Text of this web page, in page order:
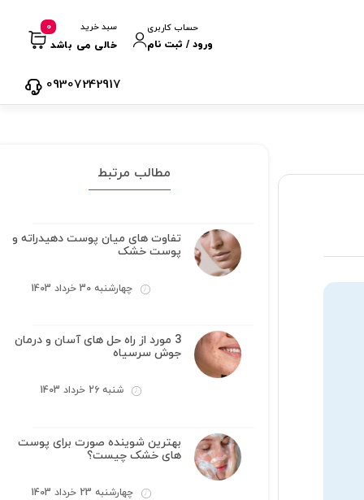
حساب کاربری
ورود / ثبت نام
سبد خرید
خالی می باشد
0
09307242917
مطالب مرتبط
تفاوت های میان پوست دهیدراته و
پوست خشک
چهارشنبه 30 خرداد 1403
3 مورد از راه حل های آسان و درمان
جوش سرسیاه
شنبه 26 خرداد 1403
بهترین شوینده صورت برای پوست
های خشک چیست؟
چهارشنبه 23 خرداد 1403